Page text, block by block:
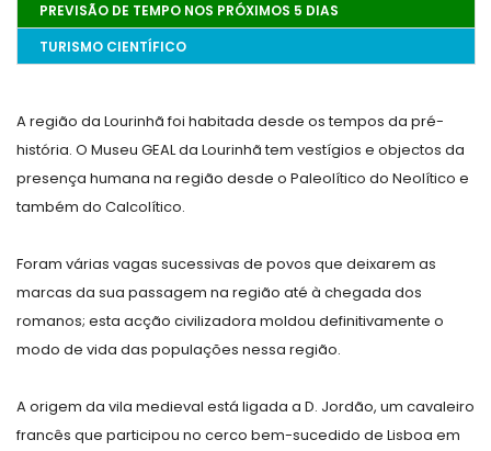
PREVISÃO DE TEMPO NOS PRÓXIMOS 5 DIAS
TURISMO CIENTÍFICO
A região da Lourinhã foi habitada desde os tempos da pré-
história. O Museu GEAL da Lourinhã tem vestígios e objectos da
presença humana na região desde o Paleolítico do Neolítico e
também do Calcolítico.
Foram várias vagas sucessivas de povos que deixarem as
marcas da sua passagem na região até à chegada dos
romanos; esta acção civilizadora moldou definitivamente o
modo de vida das populações nessa região.
A origem da vila medieval está ligada a D. Jordão, um cavaleiro
francês que participou no cerco bem-sucedido de Lisboa em